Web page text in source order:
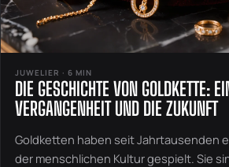
JUWELIER · 6 MIN
DIE GESCHICHTE VON GOLDKETTE:
VERGANGENHEIT UND DIE ZUKUNFT
Goldketten haben seit Jahrtausenden
der menschlichen Kultur gespielt. Sie